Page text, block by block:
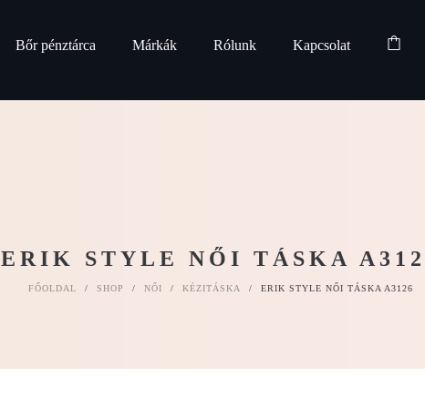
Bőr pénztárca Márkák Rólunk Kapcsolat
ERIK STYLE NŐI TÁSKA
FŐOLDAL / SHOP / NŐI / KÉZITÁSKA / ERIK STYLE NŐI TÁSKA A3126